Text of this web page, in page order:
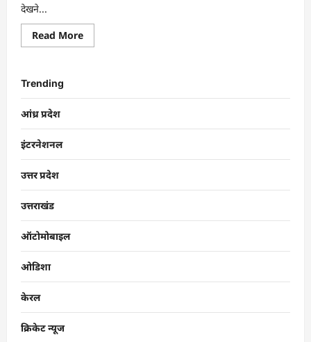
देखने...
Read More
Trending
आंध्र प्रदेश
इंटरनेशनल
उत्तर प्रदेश
उत्तराखंड
ऑटोमोबाइल
ओडिशा
केरल
क्रिकेट न्यूज